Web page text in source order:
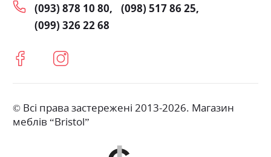
(093) 878 10 80
(098) 517 86 25
(099) 326 22 68
© Всі права застережені 2013-2026. Магазин
меблів “Bristol”